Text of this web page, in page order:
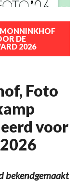
DE
2026
Foto
voor
bekendgemaakt